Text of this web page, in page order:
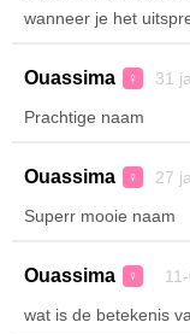
wanneer je het
Ouassima ♀ 31
Prachtige naam
Ouassima ♀ 27
Superr mooie naam
Ouassima ♀ 11-
wat is de betekenis